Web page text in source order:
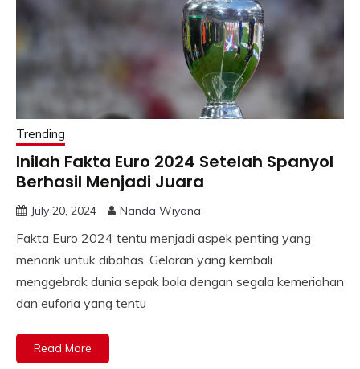
Trending
Inilah Fakta Euro 2024 Setelah Spanyol
Berhasil Menjadi Juara
July 20, 2024 Nanda Wiyana
Fakta Euro 2024 tentu menjadi aspek penting yang
menarik untuk dibahas. Gelaran yang kembali
menggebrak dunia sepak bola dengan segala kemeriahan
dan euforia yang tentu
Read More